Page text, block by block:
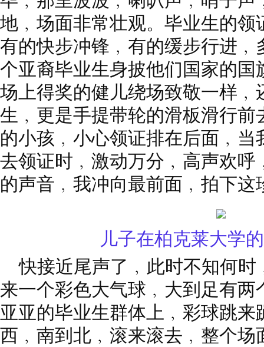
地﹐场面非常壮观。毕业生的领
有的快步冲锋﹐有的缓步行进﹐
个亚裔毕业生身披他们国家的国
场上得奖的健儿绕场致敬一样﹐
生﹐更是手提带轮的滑板滑行前
的小孩﹐小心领证排在后面﹐
去领证时﹐激动万分﹐高声欢呼
的声音﹐我冲向最前面﹐拍下这
儿子在柏克莱大学
快接近尾声了﹐此时不知何时
来一个彩色大气球﹐大到足有
亚亚的毕业生群体上﹐彩球跳
西﹐南到北﹐滚来滚去﹐整个场